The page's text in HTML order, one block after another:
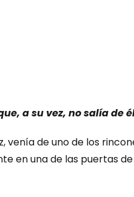
a su vez, no salía de
venía de uno de los
en una de las puertas de